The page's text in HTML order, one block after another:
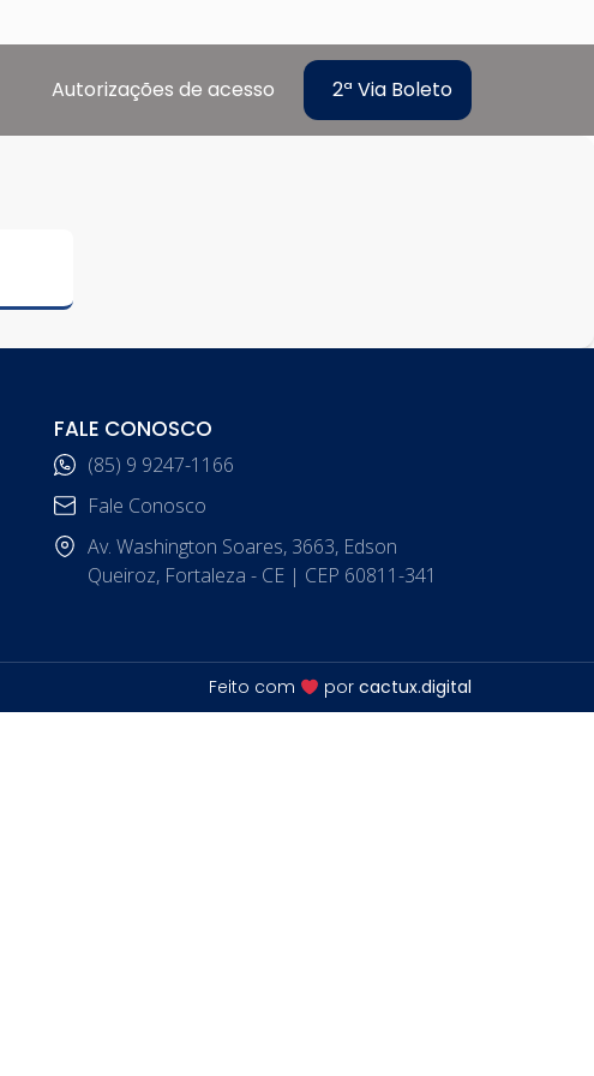
Autorizações de acesso 2ª Via Boleto
FALE CONOSCO
(85) 9 9247-1166
Fale Conosco
Av. Washington Soares, 3663, Edson
Queiroz, Fortaleza - CE | CEP 60811-341
Feito com por cactux.digital